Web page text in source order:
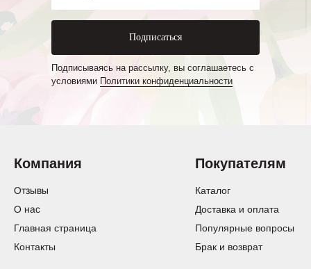
Подписаться
Подписываясь на рассылку, вы соглашаетесь с
условиями Политики конфиденциальности
Компания Покупателям
О нас
Главная страница
Контакты
Каталог
Доставка и оплата
Популярные вопросы
Брак и возврат
Отзывы